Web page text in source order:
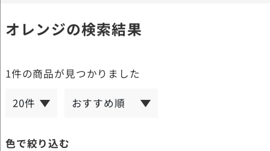
オレンジの検索結果
1件の商品が見つかりました
色で絞り込む